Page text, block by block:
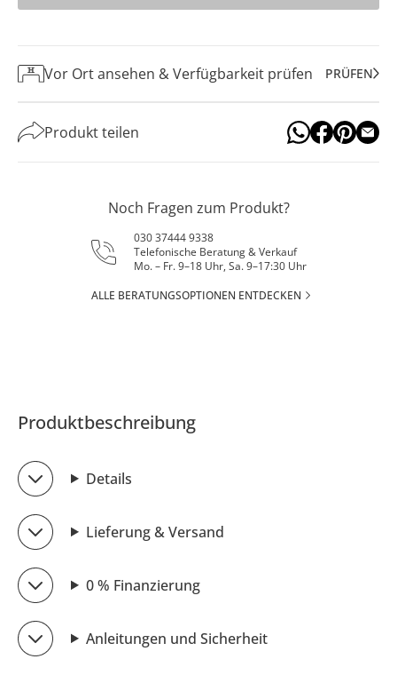
Vor Ort ansehen & Verfügbarkeit prüfen PRÜFEN
Produkt teilen
Noch Fragen zum Produkt?
030 37444 9338
Telefonische Beratung & Verkauf
Mo. – Fr. 9–18 Uhr, Sa. 9–17:30 Uhr
ALLE BERATUNGSOPTIONEN ENTDECKEN
Produktbeschreibung
Details
Lieferung & Versand
0 % Finanzierung
Anleitungen und Sicherheit